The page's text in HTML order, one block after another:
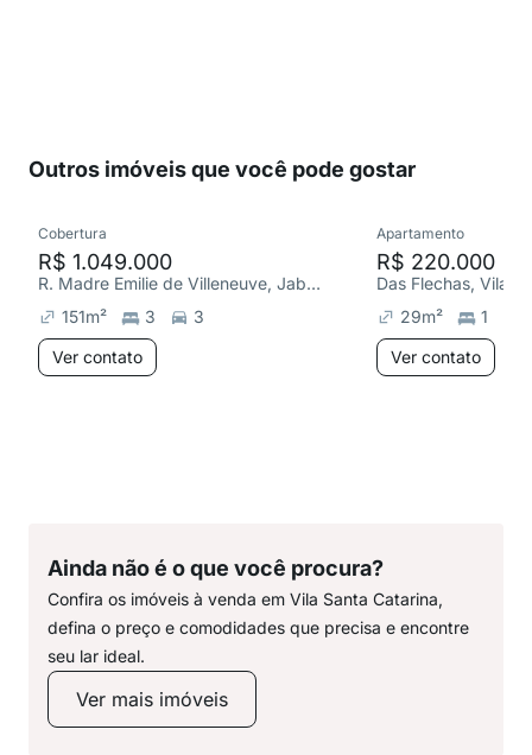
Outros imóveis que você pode gostar
Cobertura
R$ 1.049.000
R. Madre Emilie de Villeneuve, Jabaquara
151m² 3
3
Ver contato
Apartamento
R$ 220.000
Das Flechas, Vila
29m²
1
Ver contato
Ainda não é o que você procura?
Confira os imóveis à venda em Vila Santa Catarina,
defina o preço e comodidades que precisa e encontre
seu lar ideal.
Ver mais imóveis